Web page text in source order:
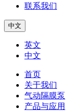
联系我们
中文
英文
中文
首页
关于我们
气动隔膜泵
产品与应用